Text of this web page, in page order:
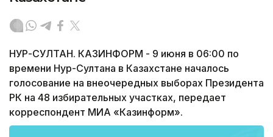
НУР-СУЛТАН. КАЗИНФОРМ - 9 июня в 06:00 по
времени Нур-Султана в Казахстане началось
голосование на внеочередных выборах Президента
РК на 48 избирательных участках, передает
корреспондент МИА «Казинформ».